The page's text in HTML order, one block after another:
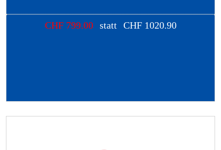
CHF 799.00 statt CHF 1020.90